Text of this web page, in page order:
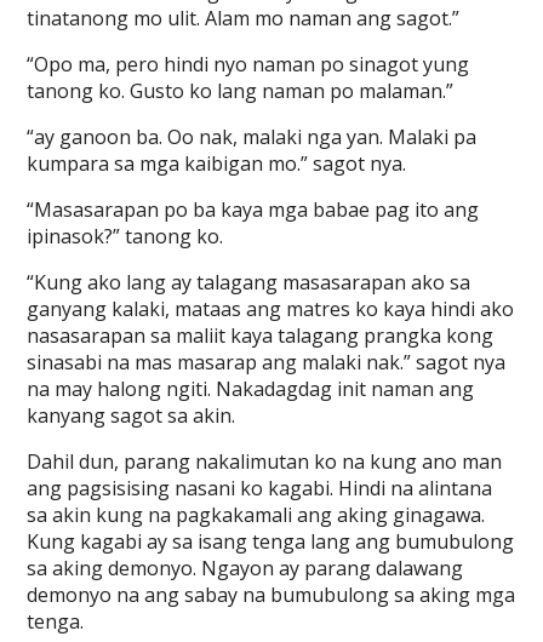
tinatanong mo ulit. Alam mo naman ang sagot.”
“Opo ma, pero hindi nyo naman po sinagot yung
tanong ko. Gusto ko lang naman po malaman.”
“ay ganoon ba. Oo nak, malaki nga yan. Malaki pa
kumpara sa mga kaibigan mo.” sagot nya.
“Masasarapan po ba kaya mga babae pag ito ang
ipinasok?” tanong ko.
“Kung ako lang ay talagang masasarapan ako sa
ganyang kalaki, mataas ang matres ko kaya hindi ako
nasasarapan sa maliit kaya talagang prangka kong
sinasabi na mas masarap ang malaki nak.” sagot nya
na may halong ngiti. Nakadagdag init naman ang
kanyang sagot sa akin.
Dahil dun, parang nakalimutan ko na kung ano man
ang pagsisising nasani ko kagabi. Hindi na alintana
sa akin kung na pagkakamali ang aking ginagawa.
Kung kagabi ay sa isang tenga lang ang bumubulong
sa aking demonyo. Ngayon ay parang dalawang
demonyo na ang sabay na bumubulong sa aking mga
tenga.